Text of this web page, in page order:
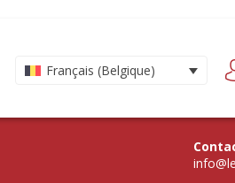
Français (Belgique)